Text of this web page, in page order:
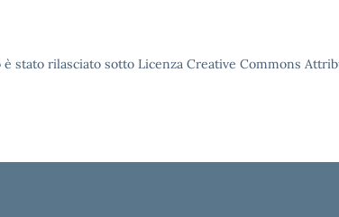
stato rilasciato sotto Licenza Creative Commons